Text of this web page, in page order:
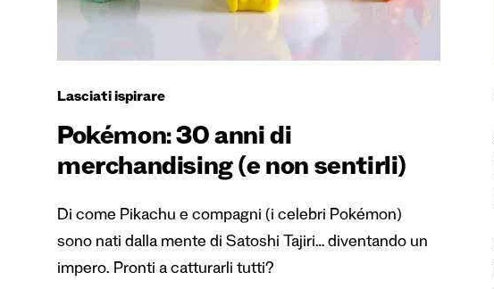
Lasciati ispirare
Pokémon: 30 anni di
merchandising (e non sentirli)
Di come Pikachu e compagni (i celebri Pokémon)
sono nati dalla mente di Satoshi Tajiri… diventando un
impero. Pronti a catturarli tutti?